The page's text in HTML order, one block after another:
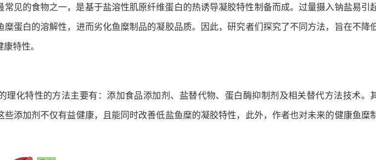
常见的食物之一，是基于盐溶性肌原纤维蛋白的热诱导凝胶特性制备而成。过量摄入钠盐易引
蛋白的溶解性，进而劣化鱼糜制品的凝胶品质。因此，研究者们探究了不同方法，旨在不降
特性。
理化特性的方法主要有：添加食品添加剂、盐替代物、蛋白酶抑制剂及相关替代方法技术。
些添加剂不仅有益健康，且能同时改善低盐鱼糜的凝胶特性，此外，作者也对未来的健康鱼糜